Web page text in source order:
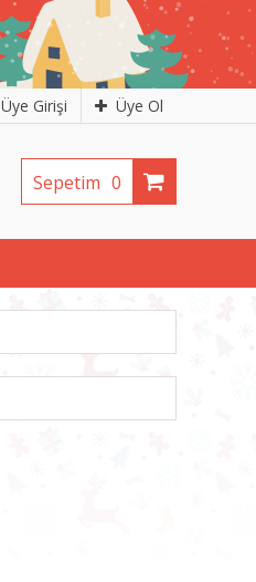
Üye Girişi Üye Ol
Sepetim 0